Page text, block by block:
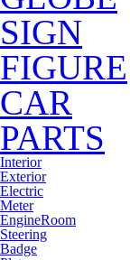
SIGN
FIGURE
CAR
PARTS
Interior
Exterior
Electric
Meter
EngineRoom
Steering
Badge